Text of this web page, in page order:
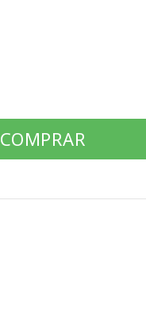
COMPRAR